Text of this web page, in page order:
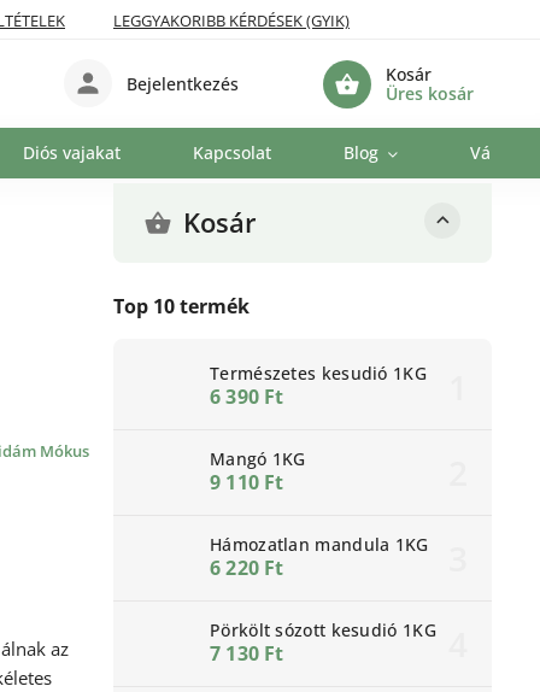
LEGGYAKORIBB KÉRDÉSEK (GYIK)
Kosár
Üres kosár
Bejelentkezés
Diós vajakat Kapcsolat Blog
Kosár
Top 10 termék
Természetes kesudió 1KG
6 390 Ft
Mangó 1KG
9 110 Ft
Hámozatlan mandula 1KG
6 220 Ft
Pörkölt sózott kesudió 1KG
7 130 Ft
Mókus
az